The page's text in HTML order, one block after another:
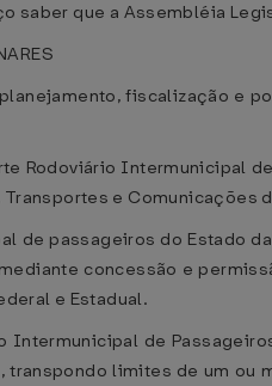
saber que a Assembléia
fiscalização e
Rodoviário Intermunicipal
e Comunicações
de passageiros do Estado
concessão e
e Estadual.
Intermunicipal de
limites de um